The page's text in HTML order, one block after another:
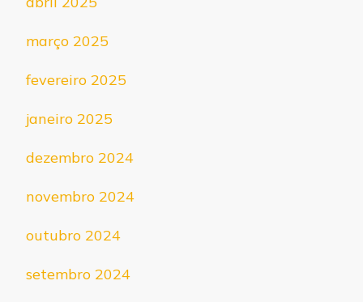
março 2025
fevereiro 2025
janeiro 2025
dezembro 2024
novembro 2024
outubro 2024
setembro 2024